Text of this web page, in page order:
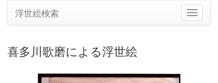
ナ
ビ
浮世絵検索
喜多川歌磨による浮世絵